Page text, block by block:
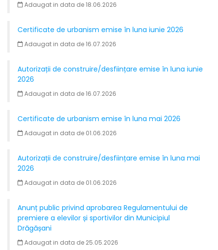
Adaugat in data de 18.06.2026
Certificate de urbanism emise în luna iunie 2026
Adaugat in data de 16.07.2026
Autorizații de construire/desființare emise în luna iunie
2026
Adaugat in data de 16.07.2026
Certificate de urbanism emise în luna mai 2026
Adaugat in data de 01.06.2026
Autorizații de construire/desființare emise în luna mai
2026
Adaugat in data de 01.06.2026
Anunț public privind aprobarea Regulamentului de
premiere a elevilor și sportivilor din Municipiul
Drăgășani
Adaugat in data de 25.05.2026